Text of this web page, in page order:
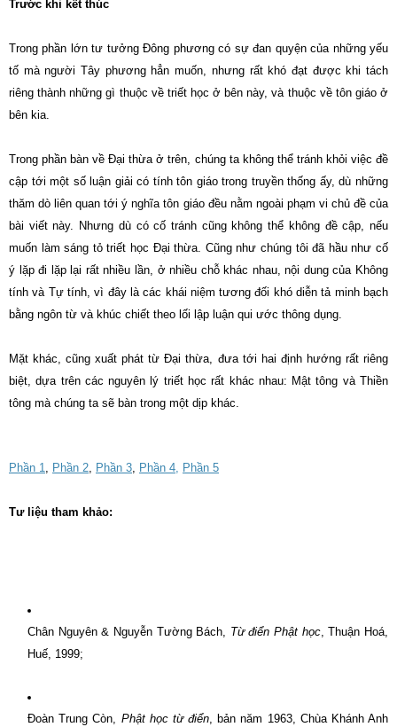
Trước khi kết thúc
Trong phần lớn tư tưởng Ðông phương có sự đan quyện của những yếu
tố mà người Tây phương hẳn muốn, nhưng rất khó đạt được khi tách
riêng thành những gì thuộc về triết học ở bên này, và thuộc về tôn giáo ở
bên kia.
Trong phần bàn về Ðại thừa ở trên, chúng ta không thể tránh khỏi việc đề
cập tới một số luận giải có tính tôn giáo trong truyền thống ấy, dù những
thăm dò liên quan tới ý nghĩa tôn giáo đều nằm ngoài phạm vi chủ đề của
bài viết này. Nhưng dù có cố tránh cũng không thể không đề cập, nếu
muốn làm sáng tỏ triết học Ðại thừa. Cũng như chúng tôi đã hầu như cố
ý lặp đi lặp lại rất nhiều lần, ở nhiều chỗ khác nhau, nội dung của Không
tính và Tự tính, vì đây là các khái niệm tương đối khó diễn tả minh bạch
bằng ngôn từ và khúc chiết theo lối lập luận qui ước thông dụng.
Mặt khác, cũng xuất phát từ Ðại thừa, đưa tới hai định hướng rất riêng
biệt, dựa trên các nguyên lý triết học rất khác nhau: Mật tông và Thiền
tông mà chúng ta sẽ bàn trong một dịp khác.
Phần 1, Phần 2, Phần 3, Phần 4, Phần 5
Tư liệu tham khảo:
Chân Nguyên & Nguyễn Tường Bách, Từ điển Phật học, Thuận Hoá,
Huế, 1999;
Ðoàn Trung Còn, Phật học từ điển, bản năm 1963, Chùa Khánh Anh